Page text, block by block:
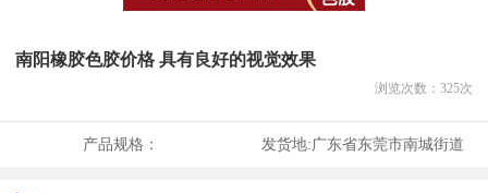
南阳橡胶色胶价格 具有良好的视觉效果
浏览次数： 325次
产品规格： 发货地:广东省东莞市南城街道